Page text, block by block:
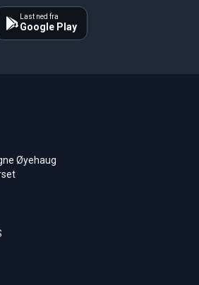
Last ned fra
Google Play
Øyehaug